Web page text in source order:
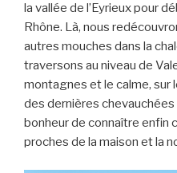
la vallée de l’Eyrieux pour
Rhône. Là, nous
autres mouches dans la
traversons au niveau de
montagnes et le calme, sur
des dernières chevauchées
bonheur de connaître enfin
proches de la maison et la